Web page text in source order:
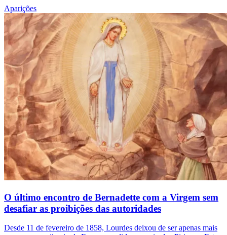
Aparições
O último encontro de Bernadette com a Virgem sem
desafiar as proibições das autoridades
Desde 11 de fevereiro de 1858, Lourdes deixou de ser apenas mais